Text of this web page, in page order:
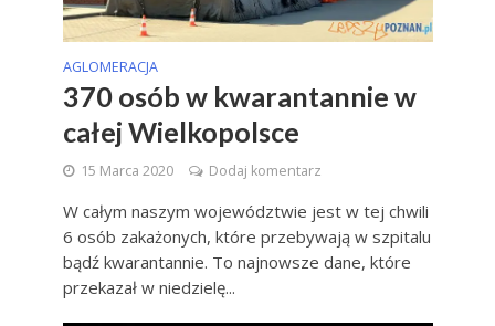
AGLOMERACJA
370 osób w kwarantannie w
całej Wielkopolsce
15 Marca 2020 Dodaj komentarz
W całym naszym województwie jest w tej chwili
6 osób zakażonych, które przebywają w szpitalu
bądź kwarantannie. To najnowsze dane, które
przekazał w niedzielę...